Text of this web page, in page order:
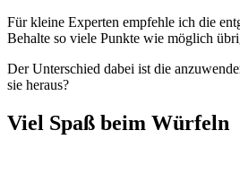
Für kleine Experten empfehle ich die
Behalte so viele Punkte wie möglich
Der Unterschied dabei ist die
sie heraus?
Viel Spaß beim Würfeln